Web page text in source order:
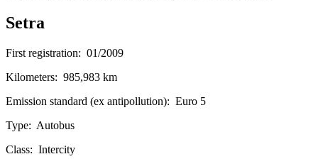
Setra
First registration: 01/2009
Kilometers: 985,983 km
Emission standard (ex antipollution): Euro 5
Type: Autobus
Class: Intercity